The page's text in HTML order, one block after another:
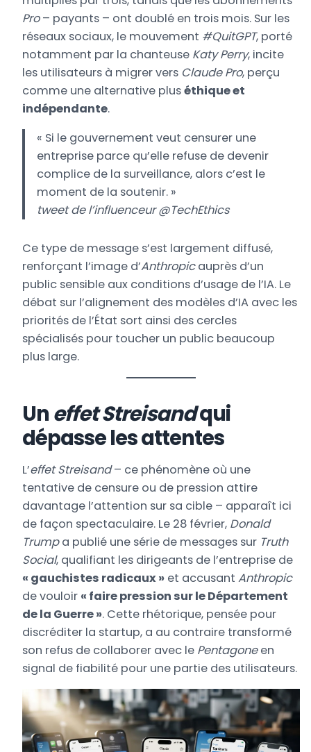
Pro– payants – ont doublé en trois mois. Sur les
réseaux sociaux, le mouvement #QuitGPT, porté
notamment par la chanteuse Katy Perry, incite
les utilisateurs à migrer vers Claude Pro, perçu
comme une alternative pluséthique et
indépendante.
« Si le gouvernement veut censurer une
entreprise parce qu’elle refuse de devenir
complice de la surveillance, alors c’est le
moment de la soutenir. »
tweet de l’influenceur @TechEthics
Ce type de message s’est largement diffusé,
renforçant l’image d’Anthropicauprès d’un
public sensible aux conditions d’usage de l’IA. Le
débat sur l’alignement des modèles d’IA avec les
priorités de l’État sort ainsi des cercles
spécialisés pour toucher un public beaucoup
plus large.
Uneffet Streisandqui
dépasse les attentes
L’effet Streisand– ce phénomène où une
tentative de censure ou de pression attire
davantage l’attention sur sa cible – apparaît ici
de façon spectaculaire. Le 28 février, Donald
Trumpa publié une série de messages sur Truth
Social, qualifiant les dirigeants de l’entreprise de
« gauchistes radicaux » et accusantAnthropic
de vouloir « faire pression sur le Département
de la Guerre ». Cette rhétorique, pensée pour
discréditer la startup, a au contraire transformé
son refus de collaborer avec le Pentagoneen
signal de fiabilité pour une partie des utilisateurs.